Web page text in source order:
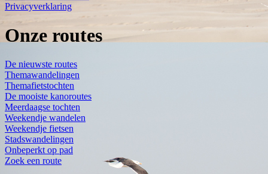
Privacyverklaring
Onze routes
De nieuwste routes
Themawandelingen
Themafietstochten
De mooiste kanoroutes
Meerdaagse tochten
Weekendje wandelen
Weekendje fietsen
Stadswandelingen
Onbeperkt op pad
Zoek een route